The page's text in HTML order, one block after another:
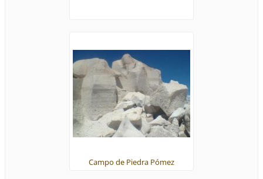
Campo de Piedra Pómez